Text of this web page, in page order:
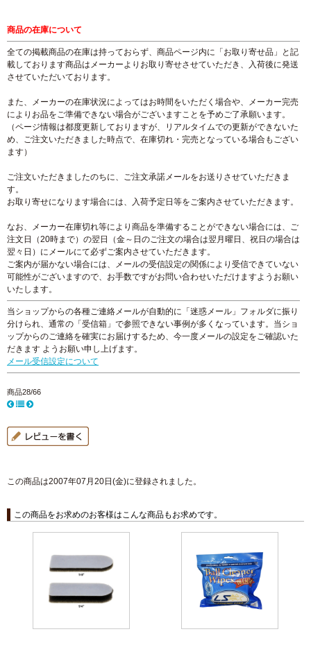
商品の在庫について
全ての掲載商品の在庫は持っておらず、商品ページ内に「お取り寄せ品」と記
載しております商品はメーカーよりお取り寄せさせていただき、入荷後に発送
させていただいております。
また、メーカーの在庫状況によってはお時間をいただく場合や、メーカー完売
によりお品をご準備できない場合がございますことを予めご了承願います。
（ページ情報は都度更新しておりますが、リアルタイムでの更新ができないた
め、ご注文いただきました時点で、在庫切れ・完売となっている場合もござい
ます）
ご注文いただきましたのちに、ご注文承諾メールをお送りさせていただきま
す。
お取り寄せになります場合には、入荷予定日等をご案内させていただきます。
なお、メーカー在庫切れ等により商品を準備することができない場合には、ご
注文日（20時まで）の翌日（金～日のご注文の場合は翌月曜日、祝日の場合は
翌々日）にメールにて必ずご案内させていただきます。
ご案内が届かない場合には、メールの受信設定の関係により受信できていない
可能性がございますので、お手数ですがお問い合わせいただけますようお願い
いたします。
当ショップからの各種ご連絡メールが自動的に「迷惑メール」フォルダに振り
分けられ、通常の「受信箱」で参照できない事例が多くなっています。当ショ
ップからのご連絡を確実にお届けするため、今一度メールの設定をご確認いた
だきます ようお願い申し上げます。
メール受信設定について
商品28/66
この商品は2007年07月20日(金)に登録されました。
この商品をお求めのお客様はこんな商品もお求めです。